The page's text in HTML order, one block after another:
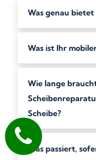
Was genau
Was ist Ihr
Wie lange
Scheibe?
Was passiert,